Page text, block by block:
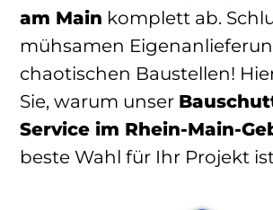
am Main komplett ab.
mühsamen
chaotischen Baustellen!
Sie, warum unser
Service im Rhein-Main-
beste Wahl für Ihr Projekt